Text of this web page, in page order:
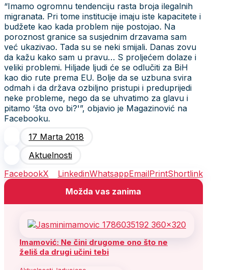
“Imamo ogromnu tendenciju rasta broja ilegalnih
migranata. Pri tome institucije imaju iste kapacitete i
budžete kao kada problem nije postojao. Na
poroznost granice sa susjednim drzavama sam
već ukazivao. Tada su se neki smijali. Danas zovu
da kažu kako sam u pravu… S proljećem dolaze i
veliki problemi. Hiljade ljudi će se odlučiti za BiH
kao dio rute prema EU. Bolje da se uzbuna svira
odmah i da država ozbiljno pristupi i preduprijedi
neke probleme, nego da se uhvatimo za glavu i
pitamo ‘šta ovo bi?'”, objavio je Magazinović na
Facebooku.
17 Marta 2018
Aktuelnosti
FacebookX LinkedinWhatsappEmailPrintShortlink
Možda vas zanima
Imamović: Ne čini drugome ono što ne
želiš da drugi učini tebi